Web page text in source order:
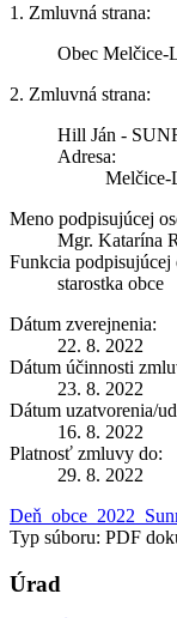
1. Zmluvná strana:
Obec Melčice-
2. Zmluvná strana:
Hill Ján -
Adresa:
Melčice-
Meno podpisujúcej
Mgr. Katarína
Funkcia podpisujúcej
starostka obce
Dátum zverejnenia:
22. 8. 2022
Dátum účinnosti
23. 8. 2022
Dátum uzatvorenia/
16. 8. 2022
Platnosť zmluvy do:
29. 8. 2022
Typ súboru: PDF
Úrad